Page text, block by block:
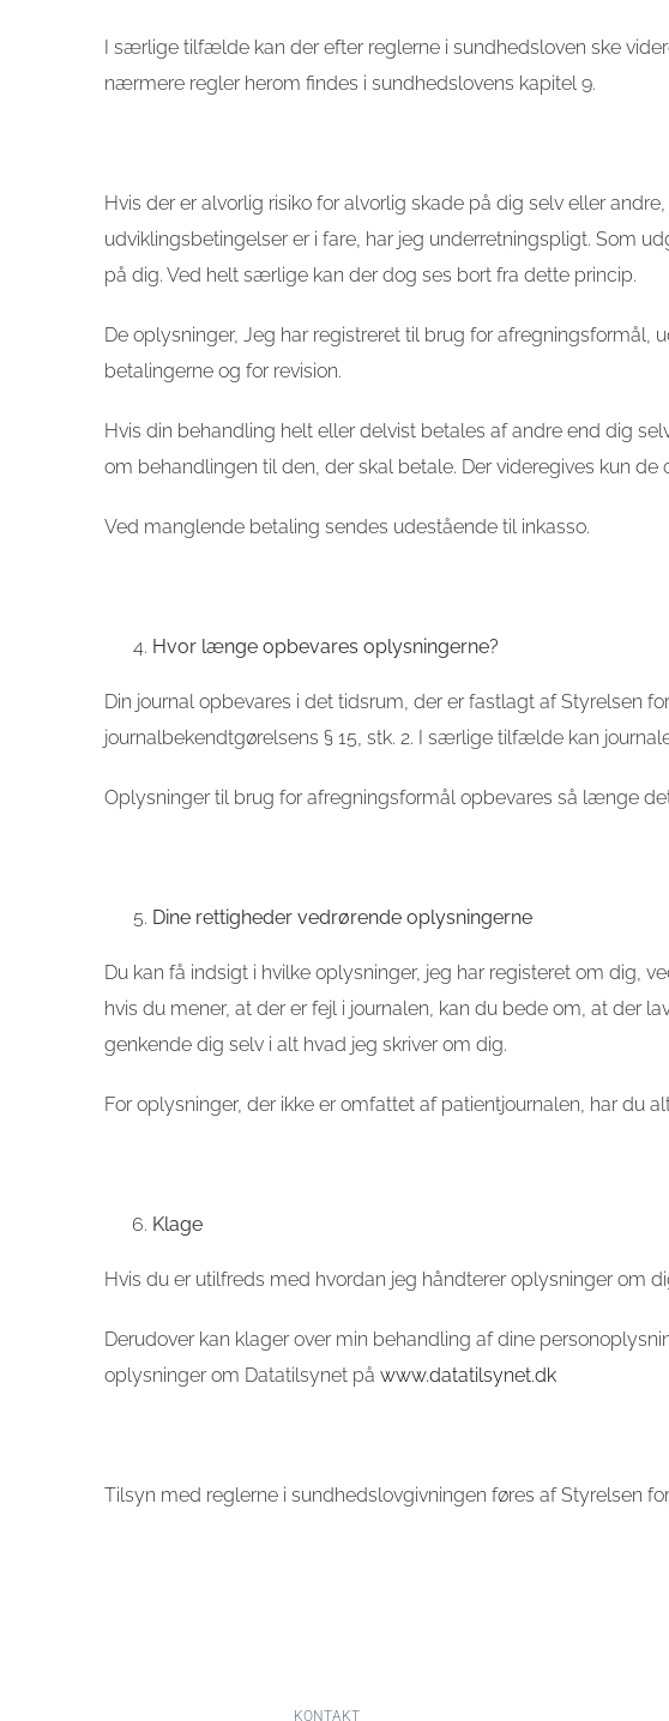
I særlige tilfælde kan der efter reglerne i sundhedsloven ske
nærmere regler herom findes i sundhedslovens kapitel 9.
Hvis der er alvorlig risiko for alvorlig skade på dig selv eller
udviklingsbetingelser er i fare, har jeg underretningspligt. Som
på dig. Ved helt særlige kan der dog ses bort fra dette princip.
De oplysninger, Jeg har registreret til brug for
betalingerne og for revision.
Hvis din behandling helt eller delvist betales af andre end dig
om behandlingen til den, der skal betale. Der videregives kun
Ved manglende betaling sendes udestående til inkasso.
Hvor længe opbevares oplysningerne?
Din journal opbevares i det tidsrum, der er fastlagt af Styrelsen
journalbekendtgørelsens § 15, stk. 2. I særlige tilfælde kan
Oplysninger til brug for afregningsformål opbevares så længe
Dine rettigheder vedrørende oplysningerne
Du kan få indsigt i hvilke oplysninger, jeg har registeret om dig,
hvis du mener, at der er fejl i journalen, kan du bede om, at der
genkende dig selv i alt hvad jeg skriver om dig.
For oplysninger, der ikke er omfattet af patientjournalen, har du
Klage
Hvis du er utilfreds med hvordan jeg håndterer oplysninger om
Derudover kan klager over min behandling af dine
oplysninger om Datatilsynet på www.datatilsynet.dk
Tilsyn med reglerne i sundhedslovgivningen føres af Styrelsen
KONTAKT